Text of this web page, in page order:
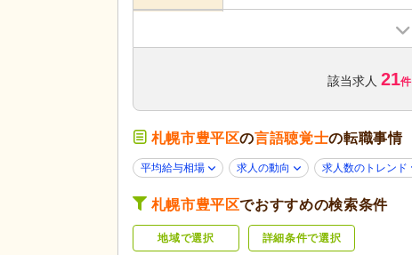
デイケア(4)
だわり
未経験可(13)
学歴不問(15)
子育てママパパ活躍(19)
掲載30日以内(2)
残業ほぼなし(18)
該当求人 21件
札幌市豊平区の言語聴覚士の転職事情
平均給与相場 求人の動向 求人数のトレンド
札幌市豊平区でおすすめの検索条件
地域で選択 詳細条件で選択